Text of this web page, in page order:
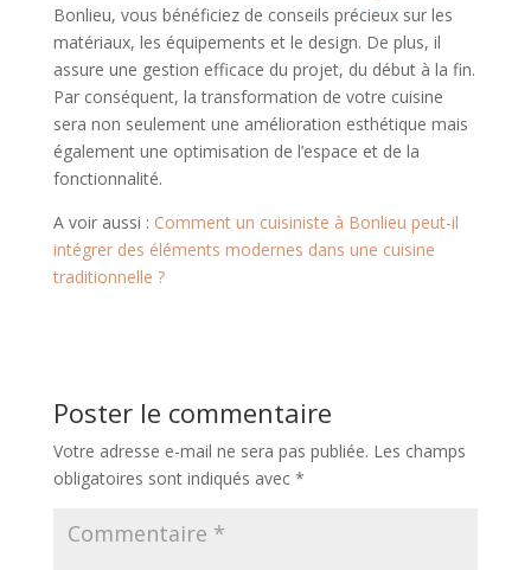
Bonlieu, vous bénéficiez de conseils précieux sur les
matériaux, les équipements et le design. De plus, il
assure une gestion efficace du projet, du début à la fin.
Par conséquent, la transformation de votre cuisine
sera non seulement une amélioration esthétique mais
également une optimisation de l’espace et de la
fonctionnalité.
A voir aussi : Comment un cuisiniste à Bonlieu peut-il
intégrer des éléments modernes dans une cuisine
traditionnelle ?
Poster le commentaire
Votre adresse e-mail ne sera pas publiée. Les champs
obligatoires sont indiqués avec *